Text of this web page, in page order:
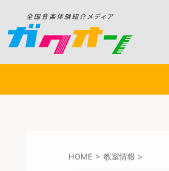
HOME > 教室情報 >